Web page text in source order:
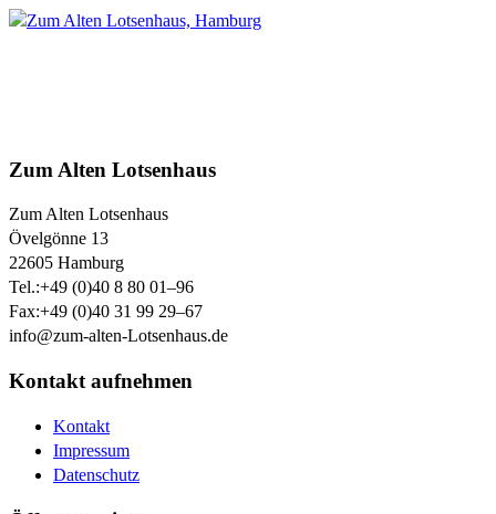
Zum Alten Lotsenhaus
Zum Alten Lotsenhaus
Övelgönne 13
22605 Hamburg
Tel.:+49 (0)40 8 80 01–96
Fax:+49 (0)40 31 99 29–67
info@zum-alten-Lotsenhaus.de
Kontakt aufnehmen
Kontakt
Impressum
Datenschutz